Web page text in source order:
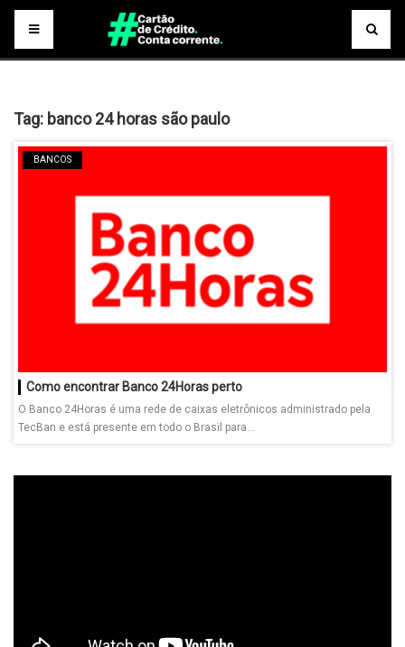
Tag: banco 24 horas são paulo
BANCOS
Como encontrar Banco 24Horas perto
O Banco 24Horas é uma rede de caixas eletrônicos administrado pela
TecBan e está presente em todo o Brasil para...